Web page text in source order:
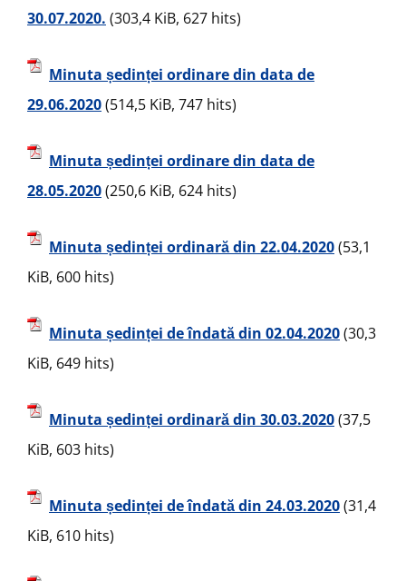
30.07.2020. (303,4 KiB, 627 hits)
Minuta ședinței ordinare din data de
29.06.2020(514,5 KiB, 747 hits)
Minuta ședinței ordinare din data de
28.05.2020(250,6 KiB, 624 hits)
Minuta ședinței ordinară din 22.04.2020(53,1
KiB, 600 hits)
Minuta ședinței de îndată din 02.04.2020(30,3
KiB, 649 hits)
Minuta ședinței ordinară din 30.03.2020(37,5
KiB, 603 hits)
Minuta ședinței de îndată din 24.03.2020(31,4
KiB, 610 hits)